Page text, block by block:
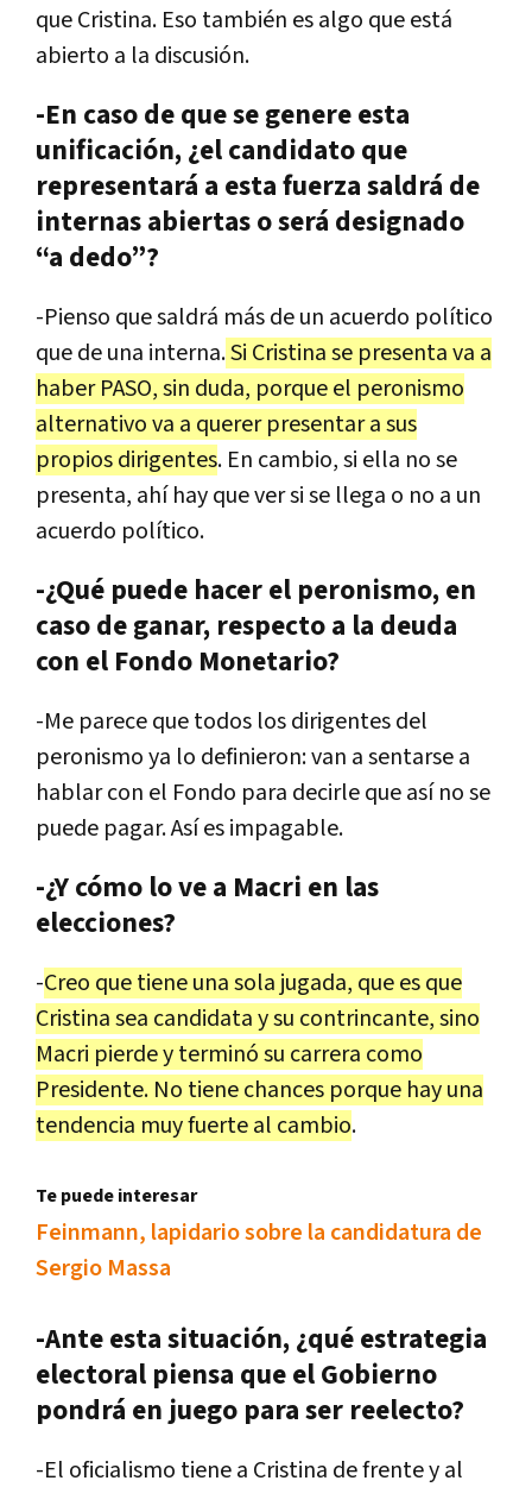
queCristina. Eso también esalgo queestá
abierto a la discusión.
-En caso de que se genere esta
unificación, ¿el candidato que
representará a esta fuerza saldrá de
internas abiertas o será designado
“a dedo”?
-Pienso quesaldrá másdeun acuerdo político
quedeuna interna.Si Cristinase presentava a
haber PASO,sin duda, porqueel peronismo
alternativova a querer presentarasus
propiosdirigentes. En cambio,si ella nose
presenta, ahíhayqueversise llega o no a un
acuerdo político.
-¿Qué puede hacer el peronismo, en
caso de ganar, respecto a la deuda
con el Fondo Monetario?
-Me parecequetodos losdirigentesdel
peronismoya lo definieron:van asentarsea
hablarcon el Fondo para decirlequeasínose
puede pagar.Asíesimpagable.
-¿Y cómo lo ve a Macri en las
elecciones?
-Creo quetieneunasola jugada, queesque
Cristinasea candidataysu contrincante,sino
Macri pierdeyterminósu carrera como
Presidente. No tienechances porque hayuna
tendencia muyfuerteal cambio.
Te puede interesar
Feinmann, lapidario sobre la candidatura de
Sergio Massa
-Ante esta situación, ¿qué estrategia
electoral piensa que el Gobierno
pondrá en juego para ser reelecto?
-El oficialismo tienea Cristina defrenteyal